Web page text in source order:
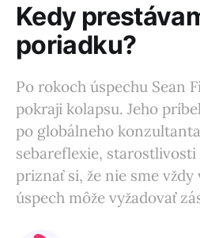
Kedy
poriadku?
Po rokoch úspechu Sean
pokraji kolapsu. Jeho
po globálneho
sebareflexie, starostlivosti
priznať si, že nie sme vždy
úspech môže vyžadovať